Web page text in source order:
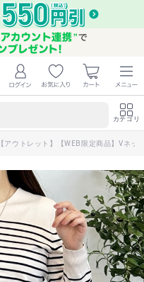
カテゴリ
【アウトレット】【WEB限定商品】Vネッ